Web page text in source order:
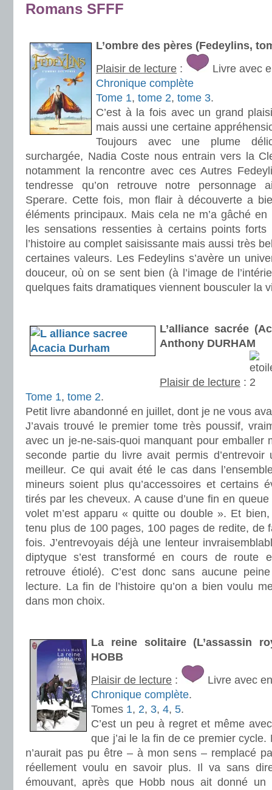
Romans SFFF
L’ombre des pères (Fedeylins,
Plaisir de lecture :
Livre avec
Chronique complète
Tome 1, tome 2, tome 3.
C’est à la fois avec un grand
mais aussi une certaine
Toujours avec une plume
surchargée, Nadia Coste nous entrain vers la
notamment la rencontre avec ces Autres
tendresse qu’on retrouve notre personnage
Sperare. Cette fois, mon flair à découverte a
éléments principaux. Mais cela ne m’a gâché
les sensations ressenties à certains points forts
l’histoire au complet saisissante mais aussi très
certaines valeurs. Les Fedeylins s’avère un
douceur, où on se sent bien (à l’image de
quelques faits dramatiques viennent bousculer la
L’alliance sacrée
Anthony DURHAM
Plaisir de lecture :
Tome 1, tome 2.
Petit livre abandonné en juillet, dont je ne vous
J’avais trouvé le premier tome très poussif,
avec un je-ne-sais-quoi manquant pour
seconde partie du livre avait permis d’entrevoir
meilleur. Ce qui avait été le cas dans
mineurs soient plus qu’accessoires et certains
tirés par les cheveux. A cause d’une fin en
volet m’est apparu « quitte ou double ». Et bien,
tenu plus de 100 pages, 100 pages de redite, de
fois. J’entrevoyais déjà une lenteur
diptyque s’est transformé en cours de route
retrouve étiolé). C’est donc sans aucune
lecture. La fin de l’histoire qu’on a bien voulu
dans mon choix.
La reine solitaire (L’assassin
HOBB
Plaisir de lecture :
Livre avec
Chronique complète.
Tomes 1, 2, 3, 4, 5.
C’est un peu à regret et même
que j’ai le la fin de ce premier
n’aurait pas pu être – à mon sens – remplacé
réellement voulu en savoir plus. Il va sans
émouvant, après que Hobb nous ait donné un